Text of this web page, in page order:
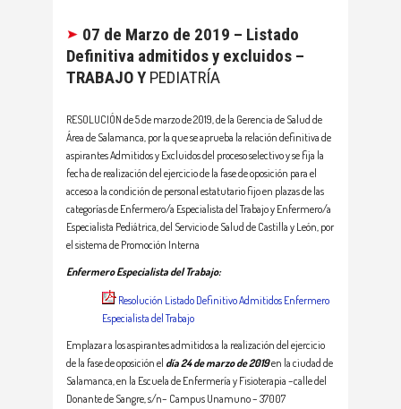
07 de Marzo de 2019 – Listado
Definitiva admitidos y excluidos –
TRABAJO Y PEDIATRÍA
RESOLUCIÓN de 5 de marzo de 2019, de la Gerencia de Salud de
Área de Salamanca, por la que se aprueba la relación definitiva de
aspirantes Admitidos y Excluidos del proceso selectivo y se fija la
fecha de realización del ejercicio de la fase de oposición para el
acceso a la condición de personal estatutario fijo en plazas de las
categorías de Enfermero/a Especialista del Trabajo y Enfermero/a
Especialista Pediátrica, del Servicio de Salud de Castilla y León, por
el sistema de Promoción Interna
Enfermero Especialista del Trabajo:
Resolución Listado Definitivo Admitidos Enfermero
Especialista del Trabajo
Emplazar a los aspirantes admitidos a la realización del ejercicio
de la fase de oposición el día24 de marzo de 2019en la ciudad de
Salamanca, en la Escuela de Enfermería y Fisioterapia –calle del
Donante de Sangre, s/n– Campus Unamuno – 37007